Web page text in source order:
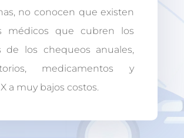
no conocen que existen
médicos que cubren los
de los chequeos anuales,
medicamentos y
a muy bajos costos.